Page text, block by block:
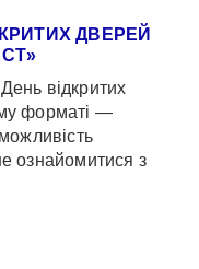
ДВЕРЕЙ
відкритих
форматі —
ознайомитися з